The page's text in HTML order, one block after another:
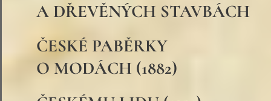
A DŘEVĚNÝCH STAVBÁCH
ČESKÉ PABĚRKY
O MODÁCH (1882)